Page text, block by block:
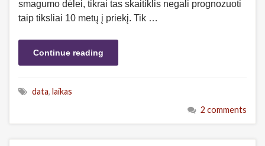
smagumo dėlei, tikrai tas skaitiklis negali prognozuoti
taip tiksliai 10 metų į priekį. Tik …
Continue reading
data, laikas
2 comments